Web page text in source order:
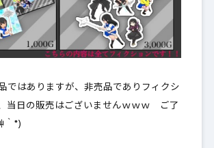
ではありますが、非売品でありフィクシ
当日の販売はございませんｗｗｗ ご了
｀*)